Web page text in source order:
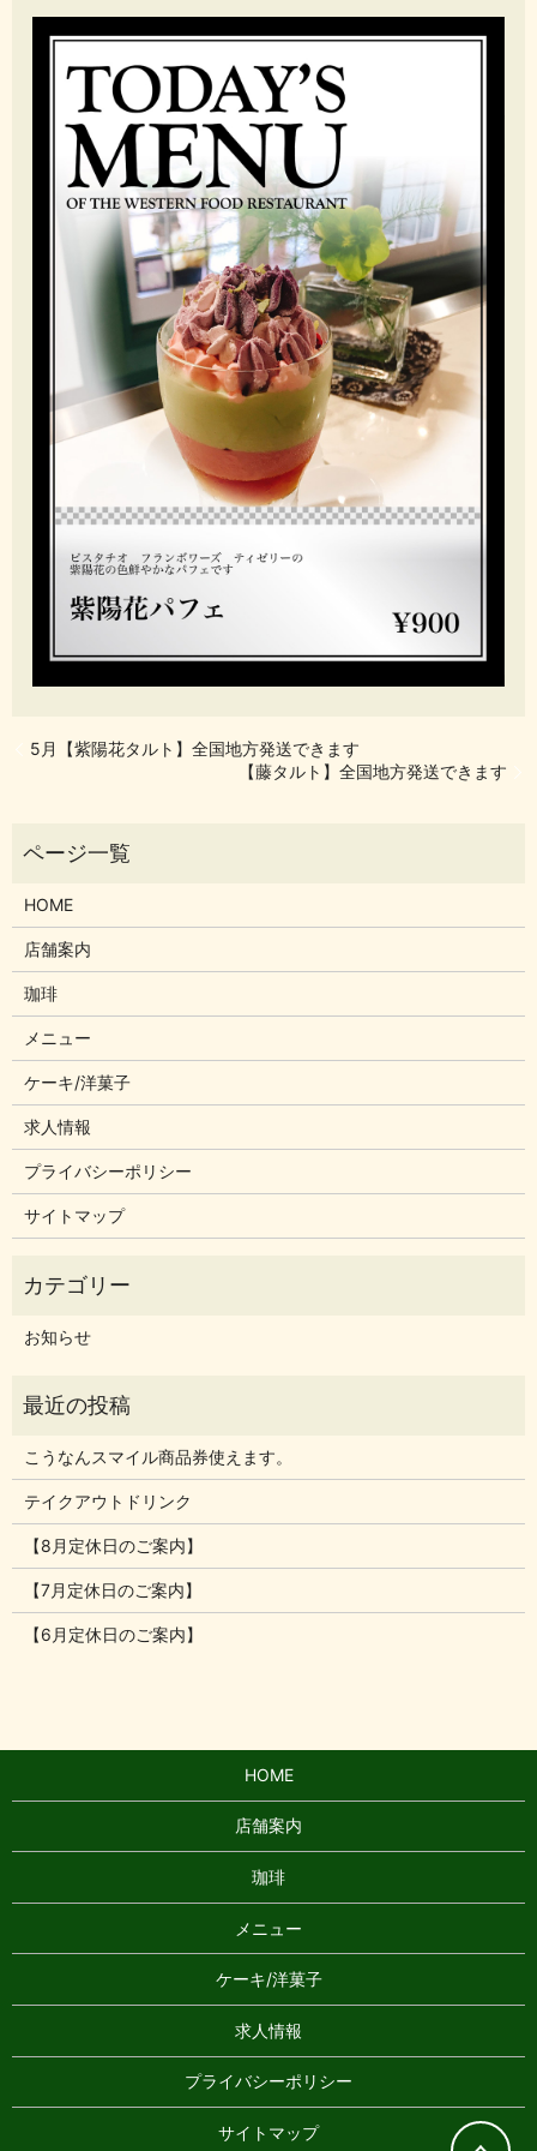
5月【紫陽花タルト】全国地方発送できます
【藤タルト】全国地方発送できます
HOME
店舗案内
珈琲
メニュー
ケーキ/洋菓子
求人情報
プライバシーポリシー
サイトマップ
お知らせ
こうなんスマイル商品券使えます。
テイクアウトドリンク
【8月定休日のご案内】
【7月定休日のご案内】
【6月定休日のご案内】
HOME
店舗案内
珈琲
メニュー
ケーキ/洋菓子
求人情報
プライバシーポリシー
サイトマップ